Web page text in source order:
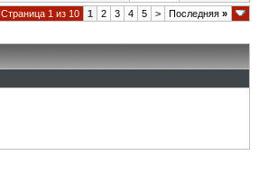
Страница 1 из 10 1 2 3 4 5 > Последняя »